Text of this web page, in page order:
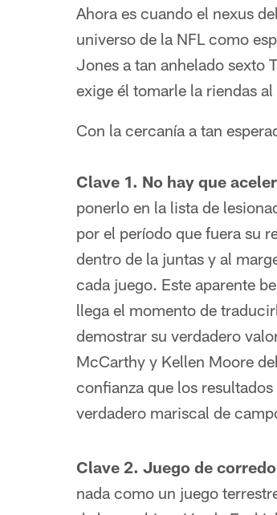
Ahora es cuando el nexus
universo de la NFL como
Jones a tan anhelado sexto
exige él tomarle la riendas
Con la cercanía a tan
Clave 1. No hay que
ponerlo en la lista de
por el período que fuera su
dentro de la juntas y al
cada juego. Este aparente
llega el momento de
demostrar su verdadero
McCarthy y Kellen Moore
confianza que los
verdadero mariscal de
Clave 2. Juego de
nada como un juego